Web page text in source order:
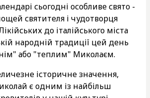
сьогодні особливе свято -
святителя і чудотворця
до італійського міста
народній традиції цей день
або "теплим" Миколаєм.
історичне значення,
є одним із найбільш